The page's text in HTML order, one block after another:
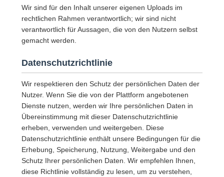
Wir sind für den Inhalt unserer eigenen Uploads im
rechtlichen Rahmen verantwortlich; wir sind nicht
verantwortlich für Aussagen, die von den Nutzern selbst
gemacht werden.
Datenschutzrichtlinie
Wir respektieren den Schutz der persönlichen Daten der
Nutzer. Wenn Sie die von der Plattform angebotenen
Dienste nutzen, werden wir Ihre persönlichen Daten in
Übereinstimmung mit dieser Datenschutzrichtlinie
erheben, verwenden und weitergeben. Diese
Datenschutzrichtlinie enthält unsere Bedingungen für die
Erhebung, Speicherung, Nutzung, Weitergabe und den
Schutz Ihrer persönlichen Daten. Wir empfehlen Ihnen,
diese Richtlinie vollständig zu lesen, um zu verstehen,